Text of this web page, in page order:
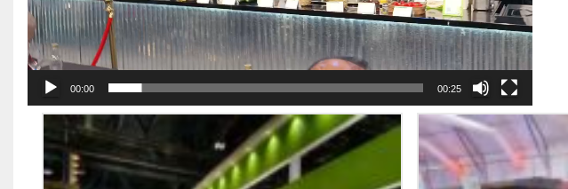
00:00 00:25